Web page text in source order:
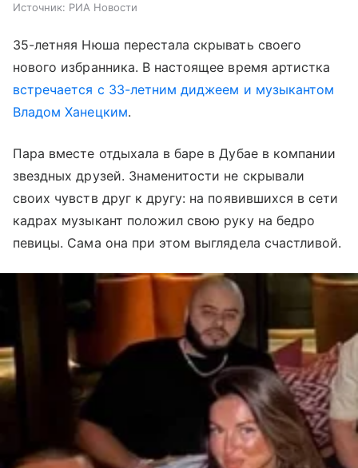
Источник: РИА Новости
35-летняя Нюша перестала скрывать своего
нового избранника. В настоящее время артистка
встречается с 33-летним диджеем и музыкантом
Владом Ханецким.
Пара вместе отдыхала в баре в Дубае в компании
звездных друзей. Знаменитости не скрывали
своих чувств друг к другу: на появившихся в сети
кадрах музыкант положил свою руку на бедро
певицы. Сама она при этом выглядела счастливой.